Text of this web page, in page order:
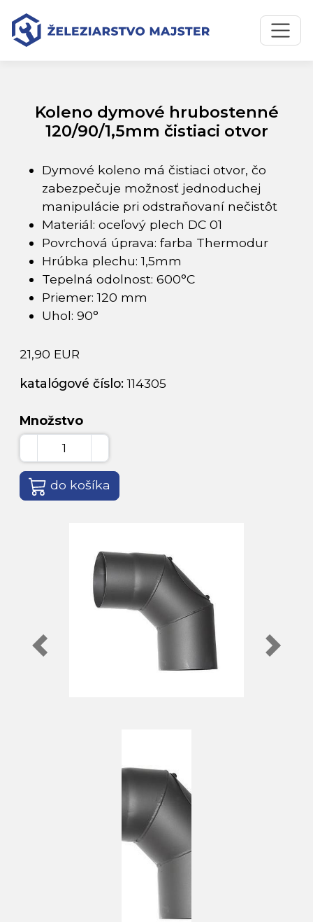
Preskočiť na obsah
Preskočiť na hlavné menu
Úvodná stránka
Koleno dymové hrubostenné 120/90/1,5mm čistiaci otvor
Koleno dymové hrubostenné
120/90/1,5mm čistiaci otvor
Dymové koleno má čistiaci otvor, čo
zabezpečuje možnosť jednoduchej
manipulácie pri odstraňovaní nečistôt
Materiál: oceľový plech DC 01
Povrchová úprava: farba Thermodur
Hrúbka plechu: 1,5mm
Tepelná odolnost: 600°C
Priemer: 120 mm
Uhol: 90°
21,90 EUR
katalógové číslo:114305
Množstvo
do košíka